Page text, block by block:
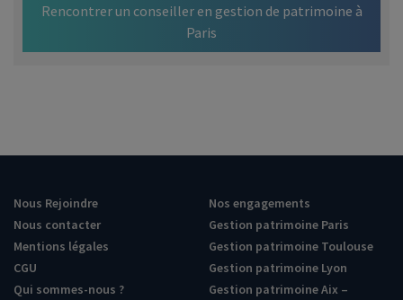
Rencontrer un conseiller en gestion de patrimoine à
Paris
Nous Rejoindre
Nous contacter
Mentions légales
CGU
Qui sommes-nous ?
Nos engagements
Gestion patrimoine Paris
Gestion patrimoine Toulouse
Gestion patrimoine Lyon
Gestion patrimoine Aix –